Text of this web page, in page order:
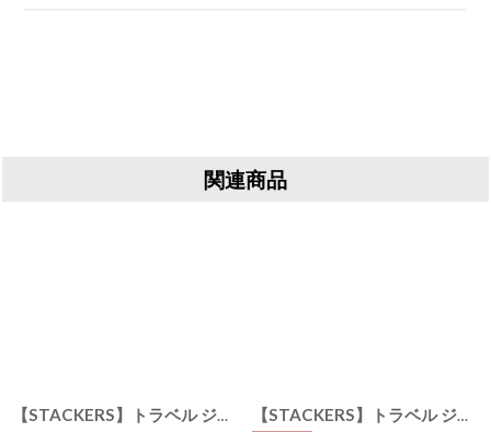
関連商品
76335]
【STACKERS】トラベル ジュエリーボックス M Travel M オレンジ Orange トラベルM スタッカーズ ロンドン
【STACKERS】トラベル ジュエリーボックス S Travel S レッド Red スタッカーズ ロンドン